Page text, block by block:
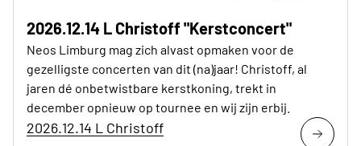
2026.12.14 L Christoff "Kerstconcert"
Neos Limburg mag zich alvast opmaken voor de
gezelligste concerten van dit (na)jaar! Christoff, al
jaren dé onbetwistbare kerstkoning, trekt in
december opnieuw op tournee en wij zijn erbij.
2026.12.14 L Christoff